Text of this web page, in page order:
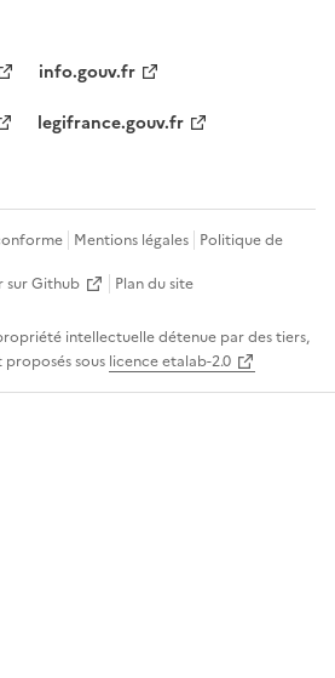
info.gouv.fr
legifrance.gouv.fr
Mentions légales Politique de
sur Github Plan du site
intellectuelle détenue par des tiers,
proposés sous licence etalab-2.0